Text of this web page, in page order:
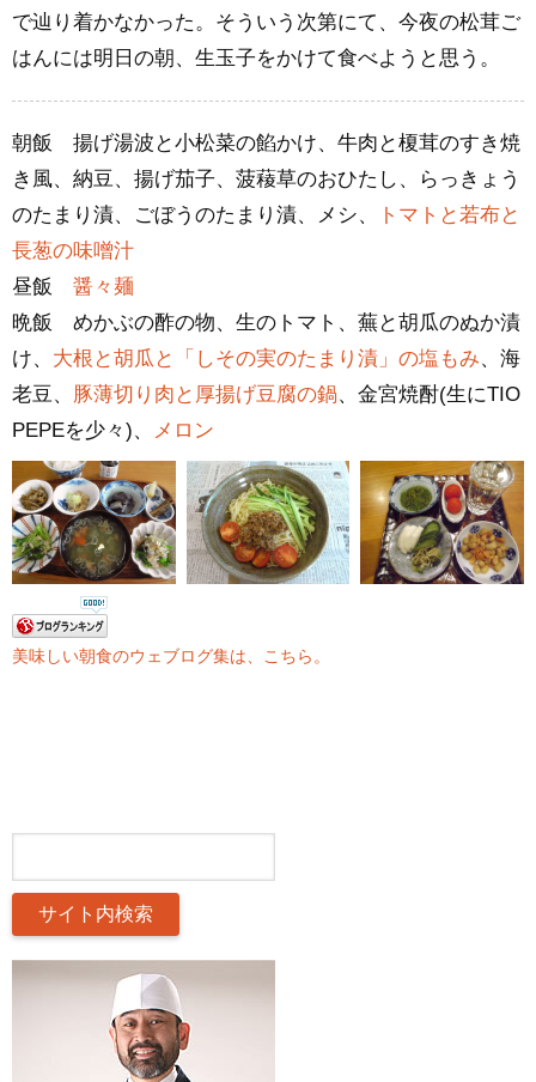
で辿り着かなかった。そういう次第にて、今夜の松茸ご
はんには明日の朝、生玉子をかけて食べようと思う。
朝飯 揚げ湯波と小松菜の餡かけ、牛肉と榎茸のすき焼
き風、納豆、揚げ茄子、菠薐草のおひたし、らっきょう
のたまり漬、ごぼうのたまり漬、メシ、
トマトと若布と
長葱の味噌汁
昼飯 醤々麺
晩飯 めかぶの酢の物、生のトマト、蕪と胡瓜のぬか漬
け、 大根と胡瓜と「しその実のたまり漬」の塩もみ、海
老豆、 豚薄切り肉と厚揚げ豆腐の鍋、金宮焼酎(生にTIO
PEPEを少々)、
メロン
美味しい朝食のウェブログ集は、こちら。